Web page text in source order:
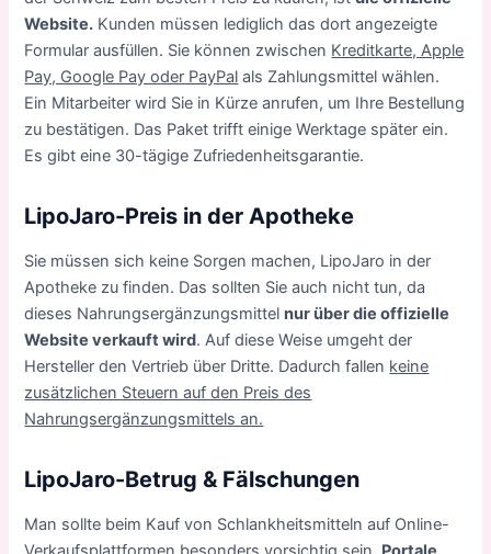
Website. Kunden müssen lediglich das dort angezeigte
Formular ausfüllen. Sie können zwischen Kreditkarte, Apple
Pay, Google Pay oder PayPal als Zahlungsmittel wählen.
Ein Mitarbeiter wird Sie in Kürze anrufen, um Ihre Bestellung
zu bestätigen. Das Paket trifft einige Werktage später ein.
Es gibt eine 30-tägige Zufriedenheitsgarantie.
LipoJaro-Preis in der Apotheke
Sie müssen sich keine Sorgen machen, LipoJaro in der
Apotheke zu finden. Das sollten Sie auch nicht tun, da
dieses Nahrungsergänzungsmittel nur über die offizielle
Website verkauft wird. Auf diese Weise umgeht der
Hersteller den Vertrieb über Dritte. Dadurch fallen keine
zusätzlichen Steuern auf den Preis des
Nahrungsergänzungsmittels an.
LipoJaro-Betrug & Fälschungen
Man sollte beim Kauf von Schlankheitsmitteln auf Online-